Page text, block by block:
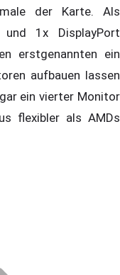
der Karte. Als
1x DisplayPort
erstgenannten ein
aufbauen lassen
ein vierter Monitor
flexibler als AMDs